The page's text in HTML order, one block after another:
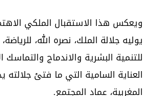
ويعكس هذا الاستقبال الملكي
يوليه جلالة الملك، نصره الله،
للتنمية البشرية والاندماج والتماسك
العناية السامية التي ما فتئ جلالته
المغربية، عماد المجتمع.